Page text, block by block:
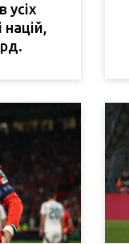
усіх
націй,